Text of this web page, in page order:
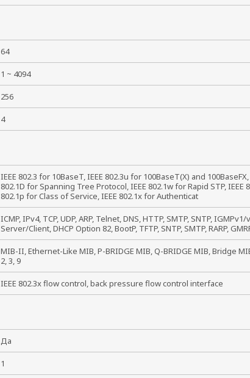
64
1 ~ 4094
256
4
IEEE 802.3 for 10BaseT, IEEE 802.3u for 100BaseT(X) and
802.1D for Spanning Tree Protocol, IEEE 802.1w for Rapid STP, IEEE
802.1p for Class of Service, IEEE 802.1x for Authenticat
ICMP, IPv4, TCP, UDP, ARP, Telnet, DNS, HTTP, SMTP, SNTP,
Server/Client, DHCP Option 82, BootP, TFTP, SNTP, SMTP, RARP,
MIB-II, Ethernet-Like MIB, P-BRIDGE MIB, Q-BRIDGE MIB, Bridge
2, 3, 9
IEEE 802.3x flow control, back pressure flow control interface
Да
1